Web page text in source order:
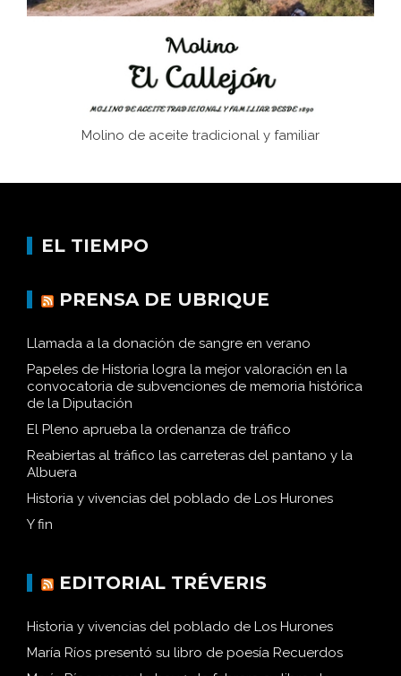
Molino de aceite tradicional y familiar
EL TIEMPO
PRENSA DE UBRIQUE
Llamada a la donación de sangre en verano
Papeles de Historia logra la mejor valoración en la
convocatoria de subvenciones de memoria histórica
de la Diputación
El Pleno aprueba la ordenanza de tráfico
Reabiertas al tráfico las carreteras del pantano y la
Historia y vivencias del poblado de Los Hurones
EDITORIAL TRÉVERIS
Historia y vivencias del poblado de Los Hurones
María Ríos presentó su libro de poesía Recuerdos